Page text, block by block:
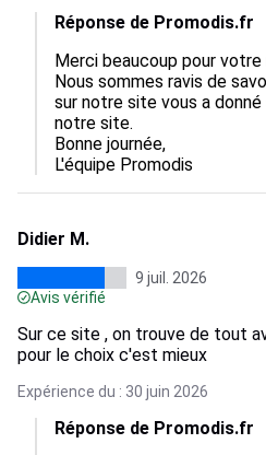
Réponse de Promodis.fr
Merci beaucoup pour
Nous sommes ravis de
sur notre site vous a
notre site.
Bonne journée,
L'équipe Promodis
Didier M.
9 juil. 2026
Avis vérifié
Sur ce site , on trouve de tout
pour le choix c'est mieux
Expérience du : 30 juin 2026
Réponse de Promodis.fr